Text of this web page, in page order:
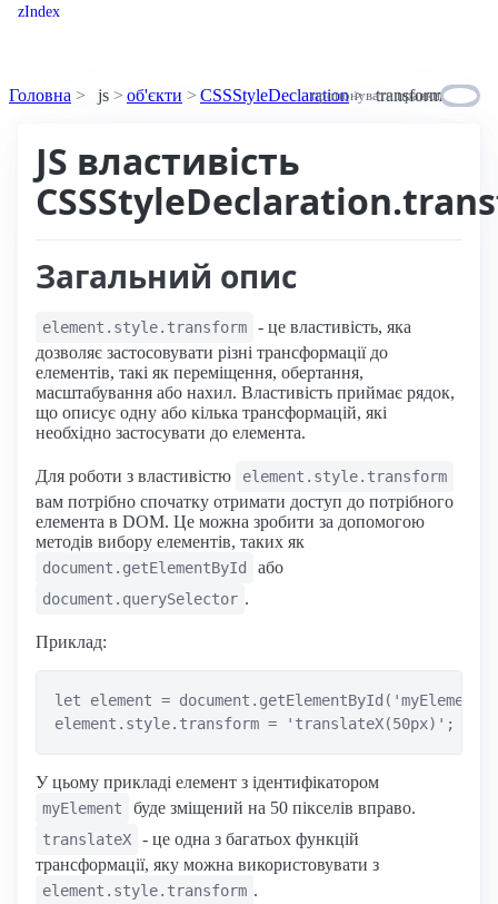
zIndex
Головна js об'єкти CSSStyleDeclaration transform
пропонувати правки
JS властивість
Загальний опис
element.style.transform
- це властивість, яка
дозволяє застосовувати різні трансформації до
елементів, такі як переміщення, обертання,
масштабування або нахил. Властивість приймає рядок,
що описує одну або кілька трансформацій, які
необхідно застосувати до елемента.
Для роботи з властивістю element.style.transform
вам потрібно спочатку отримати доступ до потрібного
елемента в DOM. Це можна зробити за допомогою
методів вибору елементів, таких як
document.getElementById або
document.querySelector .
Приклад:
let element =
У цьому прикладі елемент з ідентифікатором
myElement буде зміщений на 50 пікселів вправо.
translateX
- це одна з багатьох функцій
трансформації, яку можна використовувати з
element.style.transform .